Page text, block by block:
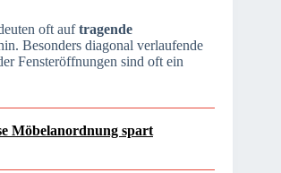
oft auftragende
Besonders diagonal verlaufende
Fensteröffnungen sind oft ein
Möbelanordnung spart